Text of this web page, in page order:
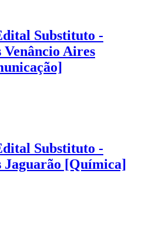
Substituto -
Venâncio Aires
Substituto -
Jaguarão [Química]